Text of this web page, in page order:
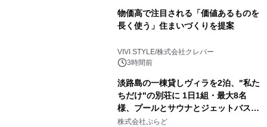
物価高で注目される「価値あるものを
長く使う」住まいづくりを提案
VIVI STYLE/株式会社クレバー
3時間前
淡路島の一棟貸しヴィラを2泊、"私た
ちだけ"の別荘に 1日1組・最大8名
様、プールとサウナとジェットバス付
きで Villa Mon Temps AWAJIの連泊
株式会社ぷらど